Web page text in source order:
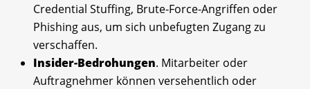
Credential Stuffing, Brute-Force-Angriffen oder
Phishing aus, um sich unbefugten Zugang zu
verschaffen.
Insider-Bedrohungen. Mitarbeiter oder
Auftragnehmer können versehentlich oder